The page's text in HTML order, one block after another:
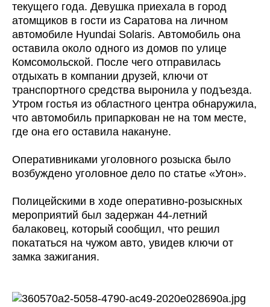
текущего года. Девушка приехала в город
атомщиков в гости из Саратова на личном
автомобиле Hyundai Solaris. Автомобиль она
оставила около одного из домов по улице
Комсомольской. После чего отправилась
отдыхать в компании друзей, ключи от
транспортного средства выронила у подъезда.
Утром гостья из областного центра обнаружила,
что автомобиль припаркован не на том месте,
где она его оставила накануне.
Оперативниками уголовного розыска было
возбуждено уголовное дело по статье «Угон».
Полицейскими в ходе оперативно-розыскных
мероприятий был задержан 44-летний
балаковец, который сообщил, что решил
покататься на чужом авто, увидев ключи от
замка зажигания.